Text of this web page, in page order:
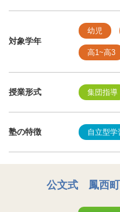
対象学年
幼児
高1~高3
授業形式 集団指導
塾の特徴 自立型学
公文式 鳳西